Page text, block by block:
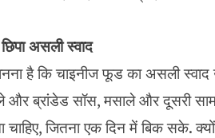
असली स्वाद
है कि चाइनीज फूड का असली
और ब्रांडेड सॉस, मसाले और दूसरी
चाहिए, जितना एक दिन में बिक सके.